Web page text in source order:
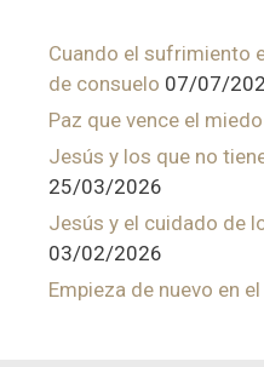
Cuando el sufrimiento
de consuelo 07/07/
Paz que vence el miedo
Jesús y los que no
25/03/2026
Jesús y el cuidado de
03/02/2026
Empieza de nuevo en